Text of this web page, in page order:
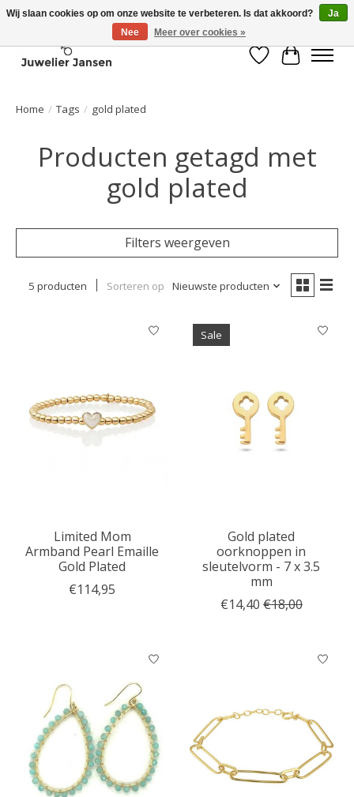
Verlanglijst
Home / Tags / gold plated
Producten getagd met
gold plated
Filters weergeven
5 producten Sorteren op Nieuwste producten
Limited Mom
Armband Pearl Emaille
Gold Plated
€114,95
Sale
Gold plated
oorknoppen in
sleutelvorm - 7 x 3.5
mm
€14,40 €18,00
Wij slaan cookies op om onze website te verbeteren. Is dat akkoord?
Ja
Nee
Meer over cookies »